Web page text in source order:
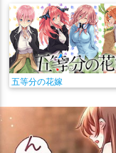
五等分の花嫁